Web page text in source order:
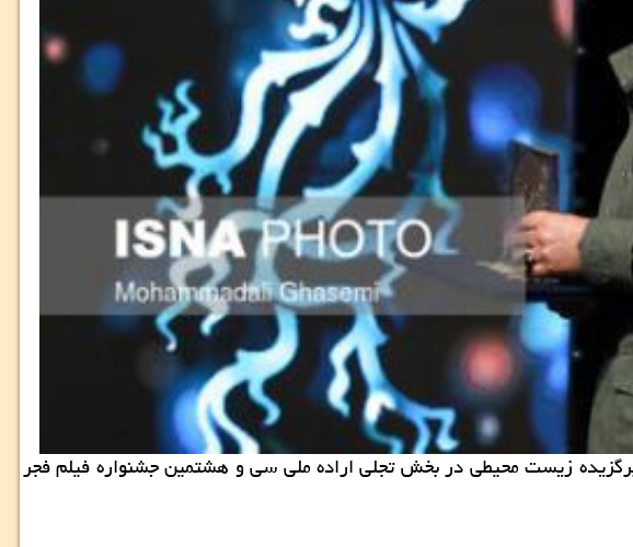
زیست محیطی در بخش تجلی اراده ملی سی و هشتمین جشنواره فیلم فجر